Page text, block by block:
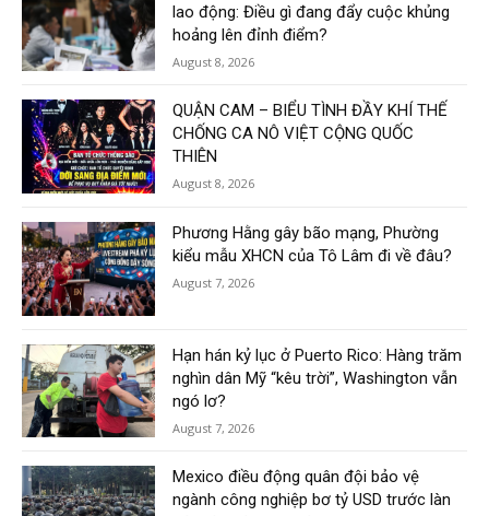
lao động: Điều gì đang đẩy cuộc khủng
hoảng lên đỉnh điểm?
August 8, 2026
QUẬN CAM – BIỂU TÌNH ĐẦY KHÍ THẾ
CHỐNG CA NÔ VIỆT CỘNG QUỐC
THIÊN
August 8, 2026
Phương Hằng gây bão mạng, Phường
kiểu mẫu XHCN của Tô Lâm đi về đâu?
August 7, 2026
Hạn hán kỷ lục ở Puerto Rico: Hàng trăm
nghìn dân Mỹ “kêu trời”, Washington vẫn
ngó lơ?
August 7, 2026
Mexico điều động quân đội bảo vệ
ngành công nghiệp bơ tỷ USD trước làn